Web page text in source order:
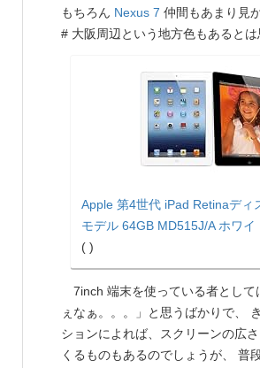
もちろん Nexus 7 仲間もあまり見
# 大阪周辺という地方色もあるとは
Apple 第4世代 iPad Retinaディ
モデル 64GB MD515J/A ホワイ
( )
7inch 端末を使っている者として
ぇなぁ。。。」と思うばかりで、
ションによれば、スクリーンの広
くるものもあるのでしょうが、 普段